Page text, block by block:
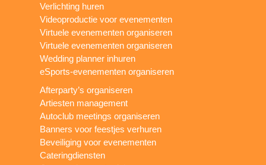
Verlichting huren
Videoproductie voor evenementen
Virtuele evenementen organiseren
Virtuele evenementen organiseren
Wedding planner inhuren
eSports-evenementen organiseren
Afterparty’s organiseren
Artiesten management
Autoclub meetings organiseren
Banners voor feestjes verhuren
Beveiliging voor evenementen
Cateringdiensten